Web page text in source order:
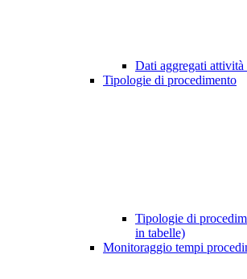
Dati aggregati attività
Tipologie di procedimento
Tipologie di
in tabelle)
Monitoraggio tempi